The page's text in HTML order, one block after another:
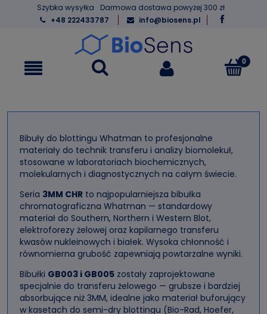
Szybka wysyłka
Darmowa dostawa powyżej 300 zł
+48 222433787
info@biosens.pl
Bibuły do blottingu Whatman to profesjonalne
materiały do technik transferu i analizy biomolekuł,
stosowane w laboratoriach biochemicznych,
molekularnych i diagnostycznych na całym świecie.
Seria 3MM CHR to najpopularniejsza bibułka
chromatograficzna Whatman — standardowy
materiał do Southern, Northern i Western Blot,
elektroforezy żelowej oraz kapilarnego transferu
kwasów nukleinowych i białek. Wysoka chłonność i
równomierna grubość zapewniają powtarzalne wyniki.
Bibułki GB003 i GB005 zostały zaprojektowane
specjalnie do transferu żelowego — grubsze i bardziej
absorbujące niż 3MM, idealne jako materiał buforujący
w kasetach do semi-dry blottingu (Bio-Rad, Hoefer,